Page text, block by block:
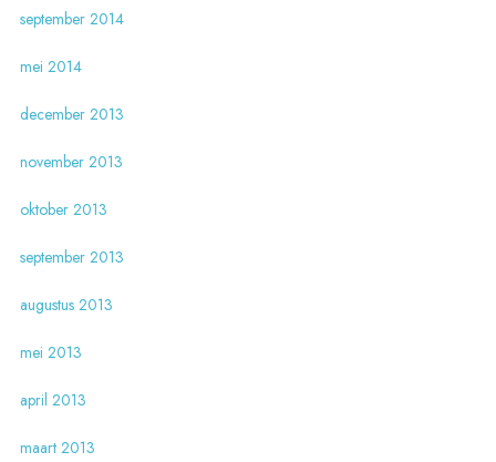
september 2014
mei 2014
december 2013
november 2013
oktober 2013
september 2013
augustus 2013
mei 2013
april 2013
maart 2013